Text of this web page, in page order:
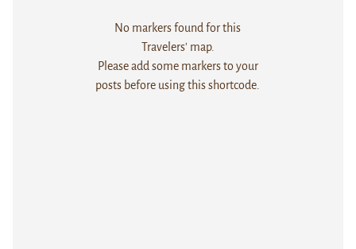
No markers found for this
Travelers' map.
Please add some markers to your
posts before using this shortcode.